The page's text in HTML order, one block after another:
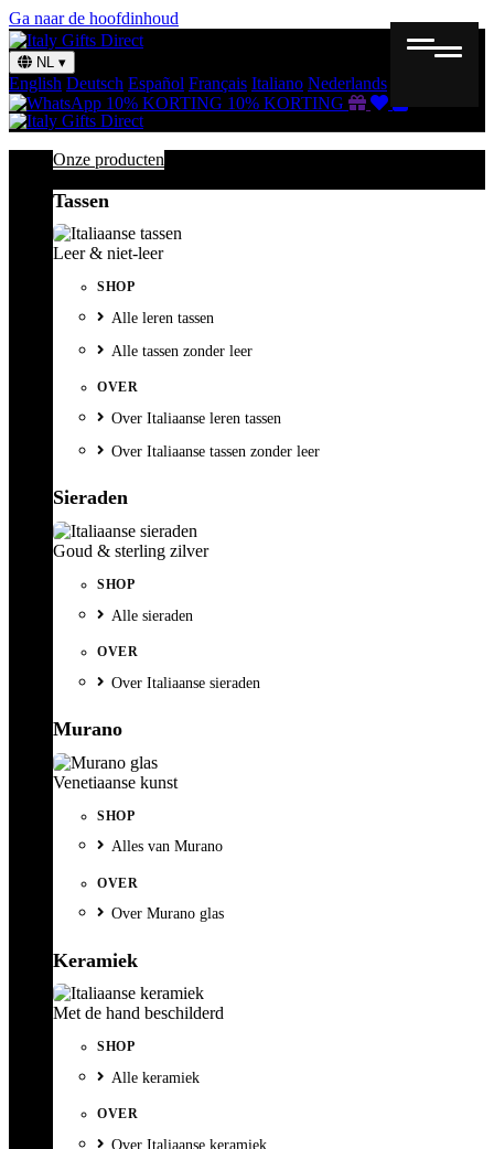
Ga naar de hoofdinhoud
NL ▾
English Deutsch Español Français Italiano Nederlands
10% KORTING 10% KORTING Cadeaubon
Onze producten
Tassen
Leer & niet-leer
SHOP
Alle leren tassen
Alle tassen zonder leer
OVER
Over Italiaanse leren tassen
Over Italiaanse tassen zonder leer
Sieraden
Goud & sterling zilver
SHOP
Alle sieraden
OVER
Over Italiaanse sieraden
Murano
Venetiaanse kunst
SHOP
Alles van Murano
OVER
Over Murano glas
Keramiek
Met de hand beschilderd
SHOP
Alle keramiek
OVER
Over Italiaanse keramiek